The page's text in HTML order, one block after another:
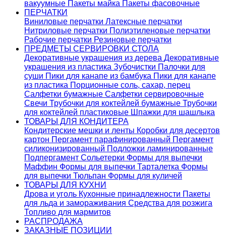
вакуумные Пакеты майка Пакеты фасовочные
ПЕРЧАТКИ
Виниловые перчатки Латексные перчатки
Нитриловые перчатки Полиэтиленовые перчатки
Рабочие перчатки Резиновые перчатки
ПРЕДМЕТЫ СЕРВИРОВКИ СТОЛА
Декоративные украшения из дерева Декоративные
украшения из пластика Зубочистки Палочки для
суши Пики для канапе из бамбука Пики для канапе
из пластика Порционные соль, сахар, перец
Салфетки бумажные Салфетки сервировочные
Свечи Трубочки для коктейлей бумажные Трубочки
для коктейлей пластиковые Шпажки для шашлыка
ТОВАРЫ ДЛЯ КОНДИТЕРА
Кондитерские мешки и ленты Коробки для десертов
картон Пергамент парафинированный Пергамент
силиконизированный Подложки ламинированные
Подпергамент Сольетерки Формы для выпечки
Маффин Формы для выпечки Тарталетка Формы
для выпечки Тюльпан Формы для куличей
ТОВАРЫ ДЛЯ КУХНИ
Дрова и уголь Кухонные принадлежности Пакеты
для льда и замораживания Средства для розжига
Топливо для мармитов
РАСПРОДАЖА
ЗАКАЗНЫЕ ПОЗИЦИИ